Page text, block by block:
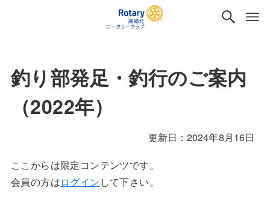
釣り部発足・釣行のご案内
（2022年）
2024年8月16日
ここからは限定コンテンツです。
会員の方はログイン して下さい。